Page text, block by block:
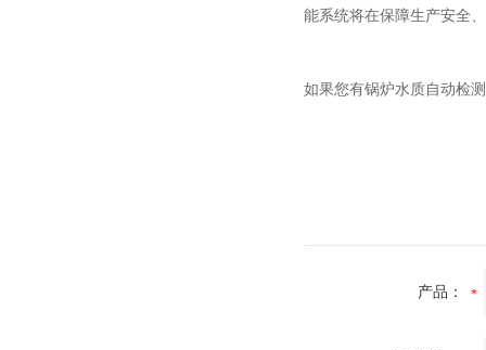
能系统将在保障生产安全
如果您有锅炉水质自动检
产品：